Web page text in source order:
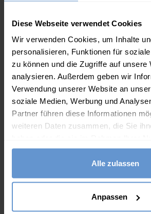
Diese Webseite verwendet Cookies
Wir verwenden Cookies, um Inhalte
personalisieren, Funktionen für
zu können und die Zugriffe auf unsere
analysieren. Außerdem geben wir
Verwendung unserer Website an
soziale Medien, Werbung und
Partner führen diese Informationen
weiteren Daten zusammen, die Sie
gesammelt haben.
Alle zulassen
Anpassen
Unsere Chino-Hosen aus Baumwolle
Passform und werden zum Knöchel
leichtem Stretchanteil für
Eigenschaften
97% Baumwolle, 3% Elastan
Seitentaschen
Innenbeinlänge: 74cm